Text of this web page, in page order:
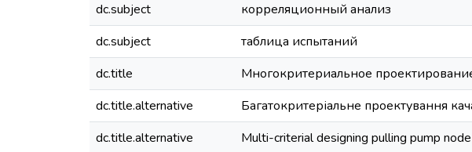
dc.subject
корреляционный анализ
dc.subject
таблица испытаний
dc.title
Многокритериальное
dc.title.alternative
Багатокритеріальне проектування
dc.title.alternative
Multi-criterial designing pulling pump